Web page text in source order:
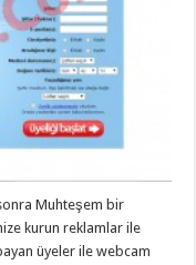
Muhteşem bir
kurun reklamlar ile
üyeler ile webcam